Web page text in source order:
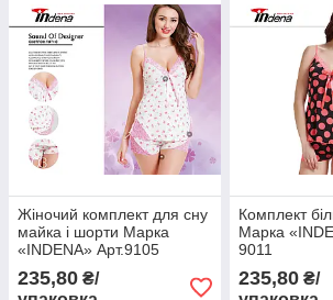
Жіночий комплект для сну
майка і шорти Марка
«INDENA» Арт.9105
235,80 ₴/
Комплект
Марка
9011
235,80₴/